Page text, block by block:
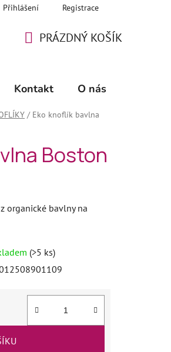
Přihlášení Registrace
KOŠÍK
PRÁZDNÝ KOŠÍK
Kontakt O nás
/ Eko knoflík bavlna
Boston
organické bavlny na
(>5 ks)